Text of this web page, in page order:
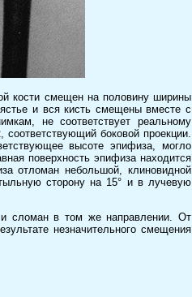
кости смещен на половину ширины
и вся кисть смещены вместе с
не соответствует реальному
боковой проекции.
высоте эпифиза, могло
поверхность эпифиза находится
отломан небольшой, клиновидной
сторону на 15° и в лучевую
сломан в том же направлении. От
незначительного смещения